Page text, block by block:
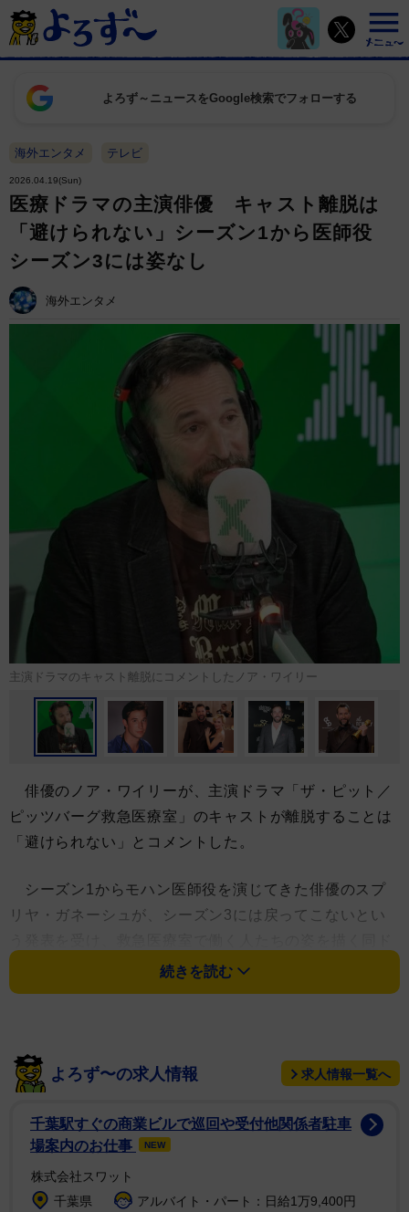
よろず～ニュースをGoogle検索でフォローする
海外エンタメ テレビ
2026.04.19(Sun)
医療ドラマの主演俳優 キャスト離脱は
「避けられない」シーズン1から医師役
シーズン3には姿なし
海外エンタメ
主演ドラマのキャスト離脱にコメントしたノア・ワイリー
俳優のノア・ワイリーが、主演ドラマ「ザ・ピット／
ピッツバーグ救急医療室」のキャストが離脱することは
「避けられない」とコメントした。
シーズン1からモハン医師役を演じてきた俳優のスプ
リヤ・ガネーシュが、シーズン3には戻ってこないとい
ラマは、病院の人員体制が変動し続ける現状を軸に物語
を構築しているため、不可避であったと説明した。
ストの大半が現実的に残留できる時間経過をどれほど設
けられるのか、その見極めに苦慮しているから、こうし
た状況が毎シーズン起こることは避けられないんだ」
「救急医療室はとても入れ替わりが激しい。いつも通
り、キャストの入れ替わりが続く中で物語を新鮮に保つ
ため、僕らは新たなキャラクターを登場させたり、既存
続きを読む
よろず〜の求人情報 求人情報一覧へ
千葉駅すぐの商業ビルで巡回や受付他関係者駐車
場案内のお仕事
NEW
株式会社スワット
千葉県
アルバイト・パート：日給1万9,400円